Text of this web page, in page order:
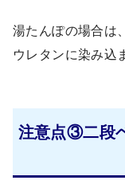
湯たんぽの場合は
ウレタンに染み込
注意点③二段